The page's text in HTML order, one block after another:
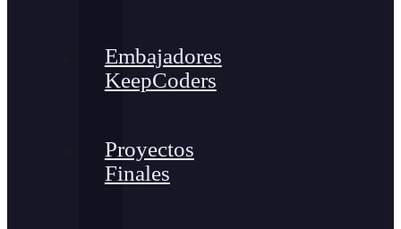
Embajadores
KeepCoders
Proyectos
Finales